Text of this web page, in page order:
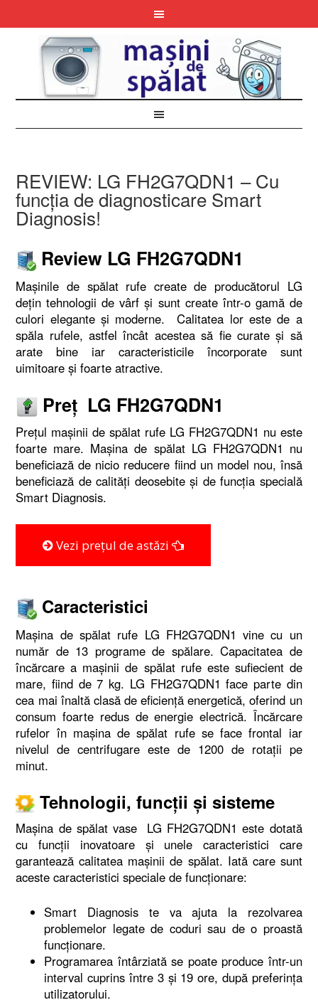
REVIEW: LG FH2G7QDN1 – Cu
funcţia de diagnosticare Smart
Diagnosis!
Review LG FH2G7QDN1
Maşinile de spălat rufe create de producătorul LG
deţin tehnologii de vârf şi sunt create într-o gamă de
culori elegante şi moderne. Calitatea lor este de a
spăla rufele, astfel încât acestea să fie curate şi să
arate bine iar caracteristicile încorporate sunt
uimitoare şi foarte atractive.
Preţ LG FH2G7QDN1
Preţul maşinii de spălat rufe LG FH2G7QDN1 nu este
foarte mare. Maşina de spălat LG FH2G7QDN1 nu
beneficiază de nicio reducere fiind un model nou, însă
beneficiază de calităţi deosebite şi de funcţia specială
Smart Diagnosis.
Vezi prețul de astăzi
Caracteristici
Maşina de spălat rufe LG FH2G7QDN1 vine cu un
număr de 13 programe de spălare. Capacitatea de
încărcare a maşinii de spălat rufe este sufiecient de
mare, fiind de 7 kg. LG FH2G7QDN1 face parte din
cea mai înaltă clasă de eficienţă energetică, oferind un
consum foarte redus de energie electrică. Încărcare
rufelor în maşina de spălat rufe se face frontal iar
nivelul de centrifugare este de 1200 de rotaţii pe
minut.
Tehnologii, funcţii şi sisteme
Maşina de spălat vase LG FH2G7QDN1 este dotată
cu funcţii inovatoare şi unele caracteristici care
garantează calitatea maşinii de spălat. Iată care sunt
aceste caracteristici speciale de funcţionare:
Smart Diagnosis te va ajuta la rezolvarea
problemelor legate de coduri sau de o proastă
funcţionare.
Programarea întârziată se poate produce într-un
interval cuprins între 3 şi 19 ore, după preferinţa
utilizatorului.